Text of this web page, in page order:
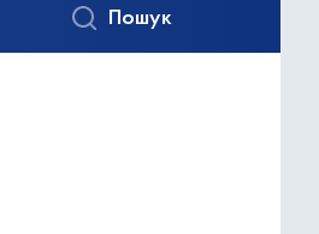
Пошук